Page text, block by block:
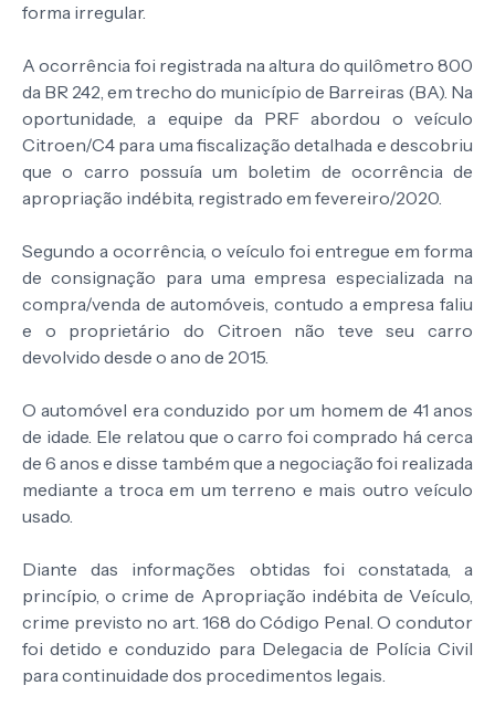
forma irregular.
A ocorrência foi registrada na altura do quilômetro 800
da BR 242, em trecho do município de Barreiras (BA). Na
oportunidade, a equipe da PRF abordou o veículo
Citroen/C4 para uma fiscalização detalhada e descobriu
que o carro possuía um boletim de ocorrência de
apropriação indébita, registrado em fevereiro/2020.
Segundo a ocorrência, o veículo foi entregue em forma
de consignação para uma empresa especializada na
compra/venda de automóveis, contudo a empresa faliu
e o proprietário do Citroen não teve seu carro
devolvido desde o ano de 2015.
O automóvel era conduzido por um homem de 41 anos
de idade. Ele relatou que o carro foi comprado há cerca
de 6 anos e disse também que a negociação foi realizada
mediante a troca em um terreno e mais outro veículo
usado.
Diante das informações obtidas foi constatada, a
princípio, o crime de Apropriação indébita de Veículo,
crime previsto no art. 168 do Código Penal. O condutor
foi detido e conduzido para Delegacia de Polícia Civil
para continuidade dos procedimentos legais.